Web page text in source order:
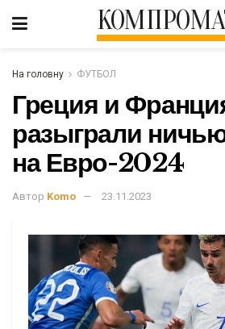
На головну ФУТБОЛ
Греция и
разыграли
на Евро-2024
Автор Komo 23.11.2023